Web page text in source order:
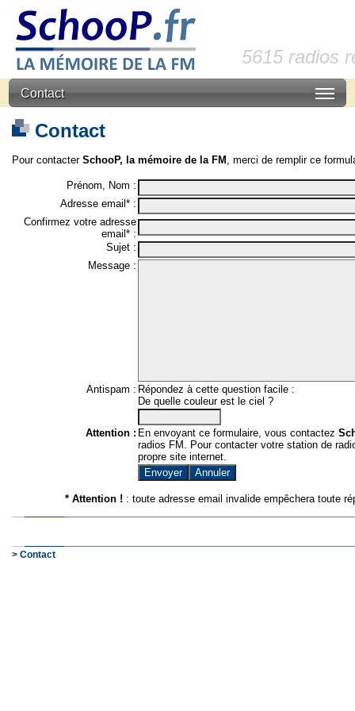
5615 radios
Contact
Contact
Pour contacter SchooP, la mémoire de la FM , merci de remplir ce
Prénom, Nom :
Adresse email* :
Confirmez votre adresse
email* :
Sujet :
Message :
Antispam : Répondez à cette question facile :
De quelle couleur est le ciel ?
Attention : En envoyant ce formulaire, vous contactez
radios FM. Pour contacter votre station de
propre site internet.
* Attention ! : toute adresse email invalide empêchera toute
> Contact